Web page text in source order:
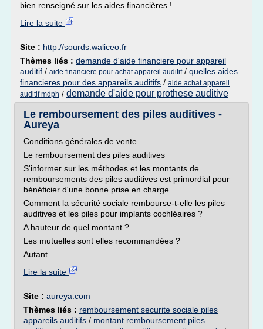
bien renseigné sur les aides financières !...
Lire la suite
Site : http://sourds.waliceo.fr
Thèmes liés : demande d'aide financiere pour appareil
auditif / aide financiere pour achat appareil auditif/ quelles aides
financieres pour des appareils auditifs / aide achat appareil
auditif mdph / demande d'aide pour prothese auditive
Le remboursement des piles auditives -
Aureya
Conditions générales de vente
Le remboursement des piles auditives
S'informer sur les méthodes et les montants de
remboursements des piles auditives est primordial pour
bénéficier d'une bonne prise en charge.
Comment la sécurité sociale rembourse-t-elle les piles
auditives et les piles pour implants cochléaires ?
A hauteur de quel montant ?
Les mutuelles sont elles recommandées ?
Autant...
Lire la suite
Site : aureya.com
Thèmes liés : remboursement securite sociale piles
appareils auditifs / montant remboursement piles